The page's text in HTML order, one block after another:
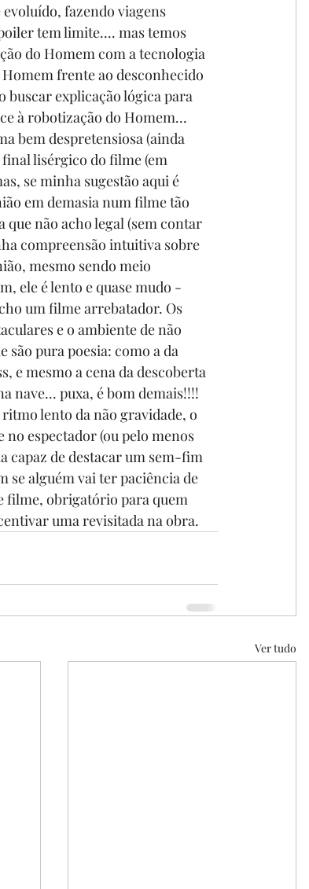
fazendo viagens
tem limite.... mas temos
do Homem com a tecnologia
frente ao desconhecido
buscar explicação lógica para
à robotização do Homem...
bem despretensiosa (ainda
lisérgico do filme (em
se minha sugestão aqui é
em demasia num filme tão
não acho legal (sem contar
compreensão intuitiva sobre
mesmo sendo meio
ele é lento e quase mudo -
um filme arrebatador. Os
e o ambiente de não
pura poesia: como a da
e mesmo a cena da descoberta
nave... puxa, é bom demais!!!!
lento da não gravidade, o
espectador (ou pelo menos
capaz de destacar um sem-fim
se alguém vai ter paciência de
filme, obrigatório para quem
uma revisitada na obra.
Ver tudo